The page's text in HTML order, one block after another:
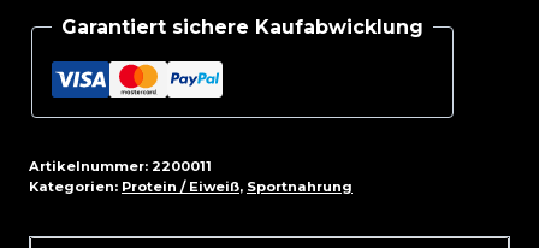
Garantiert sichere Kaufabwicklung
Artikelnummer: 2200011
Kategorien: Protein / Eiweiß, Sportnahrung